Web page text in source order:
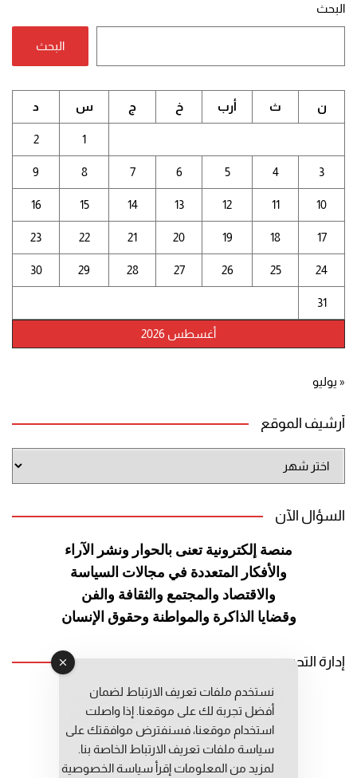
البحث
البحث
أغسطس 2026
ن ث أرب خ ج س د
1
2
3
4
5
6
7
8
9
10
11
12
13
14
15
16
17
18
19
20
21
22
23
24
25
26
27
28
29
30
31
« يوليو
أرشيف الموقع
الموقع
السؤال الآن
منصة إلكترونية تعنى بالحوار ونشر الآراء
والأفكار المتعددة في مجالات السياسة
والاقتصاد والمجتمع والثقافة والفن
وقضايا الذاكرة والمواطنة وحقوق الإنسان
إدارة التحرير
رئيس التحرير: عبد الرحيم التوراني
رئيس التحرير المساعد: المعطي قبال
مديرة التحرير: فاطمة حوحو
نستخدم ملفات تعريف الارتباط لضمان
أفضل تجربة لك على موقعنا. إذا واصلت
استخدام موقعنا، فسنفترض موافقتك على
سياسة ملفات تعريف الارتباط الخاصة بنا.
لمزيد من المعلومات إقرأ سياسة الخصوصية